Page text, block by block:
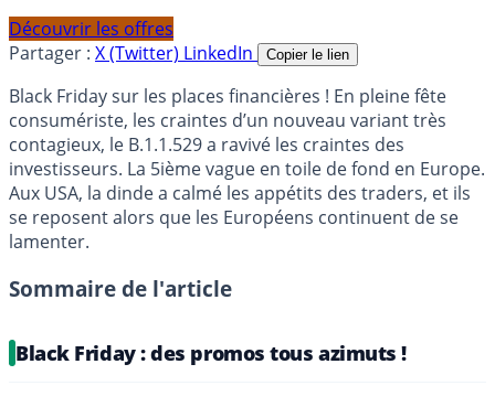
Découvrir les offres
Partager : X (Twitter) LinkedIn Copier le lien
Black Friday sur les places financières ! En pleine fête
consumériste, les craintes d’un nouveau variant très
contagieux, le B.1.1.529 a ravivé les craintes des
investisseurs. La 5ième vague en toile de fond en Europe.
Aux USA, la dinde a calmé les appétits des traders, et ils
se reposent alors que les Européens continuent de se
lamenter.
Sommaire de l'article
Black Friday : des promos tous azimuts !